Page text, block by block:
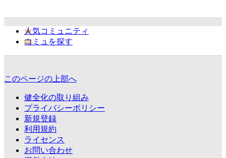
人気コミュニティ
コミュを探す
このページの上部へ
健全化の取り組み
プライバシーポリシー
新規登録
利用規約
ライセンス
お問い合わせ